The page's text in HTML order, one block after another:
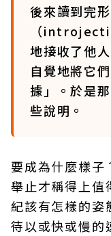
後來讀到完
（
地接收了他
自覺地將它
據」。於是
些說明。
要成為什麼樣子
舉止才稱得上值
紀該有怎樣的
待以或快或慢的